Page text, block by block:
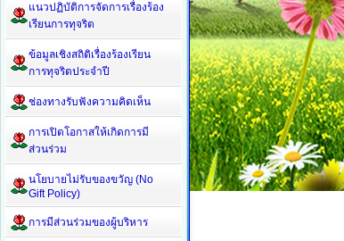
แนวปฏิบัติการจัดการเรื่องร้อง
เรียนการทุจริต
ข้อมูลเชิงสถิติเรื่องร้องเรียน
การทุจริตประจำปี
ช่องทางรับฟังความคิดเห็น
การเปิดโอกาสให้เกิดการมี
ส่วนร่วม
นโยบายไม่รับของขวัญ (No
Gift Policy)
การมีส่วนร่วมของผู้บริหาร